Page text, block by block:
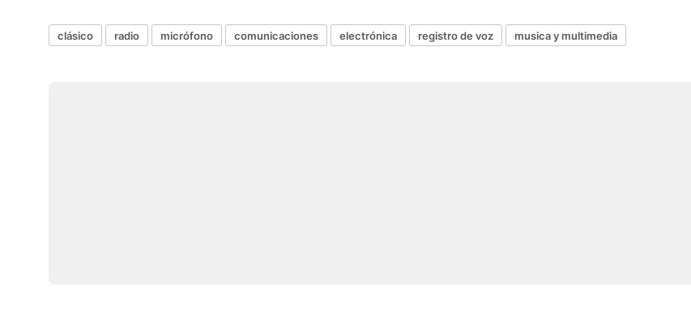
clásico radio micrófono comunicaciones electrónica registro de voz musica y multimedia